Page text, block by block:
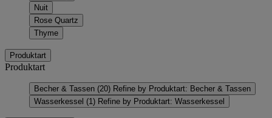
Nuit
Rose Quartz
Thyme
Produktart
Produktart
Becher & Tassen (20) Refine by Produktart: Becher & Tassen
Wasserkessel (1) Refine by Produktart: Wasserkessel